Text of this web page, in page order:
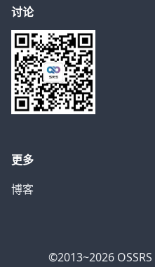
讨论
更多
博客
©2013~2026 OSSRS